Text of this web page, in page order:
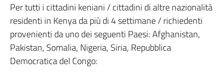
Per tutti i cittadini keniani / cittadini di altre nazionalità
residenti in Kenya da più di 4 settimane / richiedenti
provenienti da uno dei seguenti Paesi: Afghanistan,
Pakistan, Somalia, Nigeria, Siria, Repubblica
Democratica del Congo: